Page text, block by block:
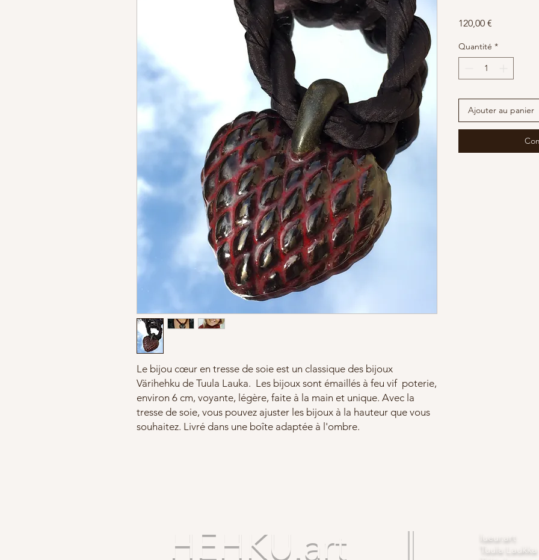
Le bijou cœur en tresse de soie est un classique des bijoux
Värihehku de Tuula Lauka. Les bijoux sont émaillés à feu vif poterie,
environ 6 cm, voyante, légère, faite à la main et unique. Avec la
tresse de soie, vous pouvez ajuster les bijoux à la hauteur que vous
souhaitez. Livré dans une boîte adaptée à l'ombre.
120,00 €
Quantité *
Ajouter au panier
HEHKU.art
lueur.art
Tuula Laukka